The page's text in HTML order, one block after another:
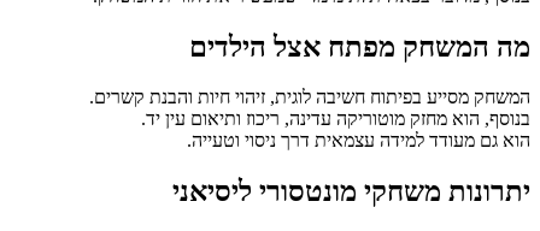
מה המשחק מפתח אצל הילדים
המשחק מסייע בפיתוח חשיבה לוגית, זיהוי חיות והבנת קשרים.
בנוסף, הוא מחזק מוטוריקה עדינה, ריכוז ותיאום עין יד.
הוא גם מעודד למידה עצמאית דרך ניסוי וטעייה.
יתרונות משחקי מונטסורי ליסיאני